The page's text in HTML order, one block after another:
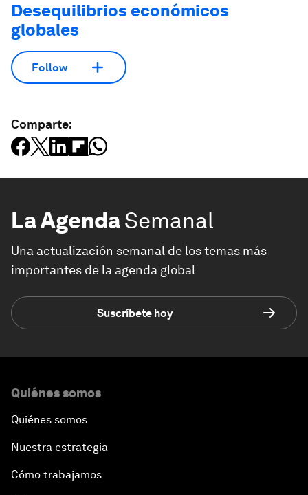
Desequilibrios económicos
globales
Follow
Comparte:
La AgendaSemanal
Una actualización semanal de los temas más
importantes de la agenda global
Suscríbete hoy
Quiénes somos
Quiénes somos
Nuestra estrategia
Cómo trabajamos